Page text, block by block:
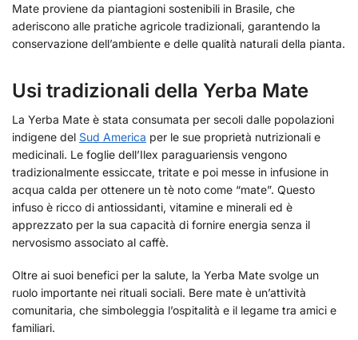
Mate proviene da piantagioni sostenibili in Brasile, che
aderiscono alle pratiche agricole tradizionali, garantendo la
conservazione dell’ambiente e delle qualità naturali della pianta.
Usi tradizionali della Yerba Mate
La Yerba Mate è stata consumata per secoli dalle popolazioni
indigene del Sud America per le sue proprietà nutrizionali e
medicinali. Le foglie dell’Ilex paraguariensis vengono
tradizionalmente essiccate, tritate e poi messe in infusione in
acqua calda per ottenere un tè noto come “mate”. Questo
infuso è ricco di antiossidanti, vitamine e minerali ed è
apprezzato per la sua capacità di fornire energia senza il
nervosismo associato al caffè.
Oltre ai suoi benefici per la salute, la Yerba Mate svolge un
ruolo importante nei rituali sociali. Bere mate è un’attività
comunitaria, che simboleggia l’ospitalità e il legame tra amici e
familiari.